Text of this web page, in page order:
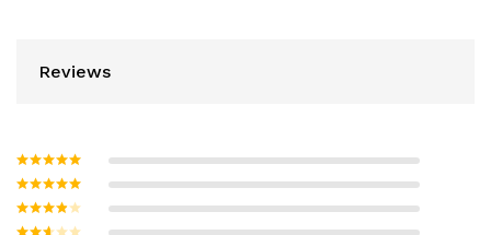
Reviews
Bewertet mit
Bewertet
Bewerte